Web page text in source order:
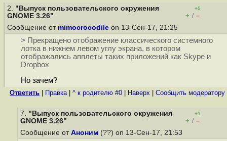
2. "Выпуск пользовательского окружения
GNOME 3.26"
+5
+ / –
Сообщение от mimocrocodile on 13-Сен-17, 21:25
> Прекращено отображение классического системного
лотка в нижнем левом углу экрана, в котором
отображались апплеты таких приложений как Skype и
Dropbox
Но зачем?
Ответить Правка| ^ к родителю #0 Наверх Cообщить модератору
7. "Выпуск пользовательского окружения
GNOME 3.26"
+1
+ / –
Сообщение от Аноним (??) on 13-Сен-17, 21:53